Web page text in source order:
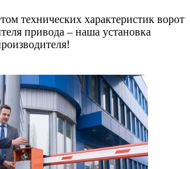
технических характеристик ворот
привода – наша установка